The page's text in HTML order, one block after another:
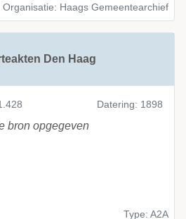
Organisatie: Haags Gemeentearchief
Den Haag
Datering: 1898
bron opgegeven
Type: A2A